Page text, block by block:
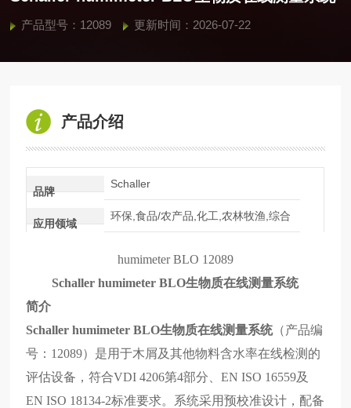
产品型号：12089 更新时间：2026-07-22
产品介绍
品牌
Schaller
应用领域
环保,食品/农产品,化工,农林牧渔,综合
humimeter BLO 12089
Schaller humimeter BLO生物质在线测量系统
简介
Schaller humimeter BLO生物质在线测量系统（产品编
号： 12089）是用于木屑及其他物料含水率在线检测的
评估设备，符合VDI 4206第4部分、EN ISO 16559及
EN ISO 18134-2标准要求。系统采用预校准设计，配备